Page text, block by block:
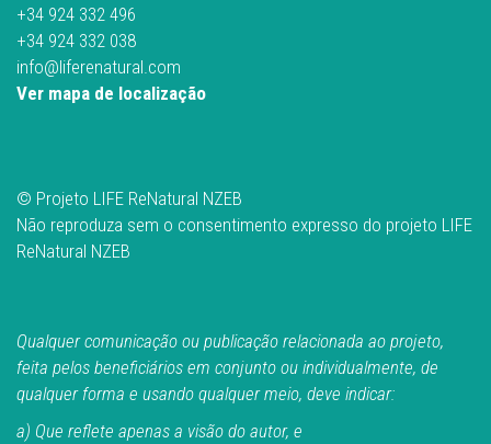
+34 924 332 496
+34 924 332 038
info@liferenatural.com
Ver mapa de localização
© Projeto LIFE ReNatural NZEB
Não reproduza sem o consentimento expresso do projeto LIFE
ReNatural NZEB
Qualquer comunicação ou publicação relacionada ao projeto,
feita pelos beneficiários em conjunto ou individualmente, de
qualquer forma e usando qualquer meio, deve indicar:
a) Que reflete apenas a visão do autor, e